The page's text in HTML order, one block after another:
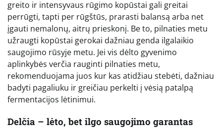
greito ir intensyvaus rūgimo kopūstai gali greitai
perrūgti, tapti per rūgštūs, prarasti balansą arba net
įgauti nemalonų, aitrų prieskonį. Be to, pilnaties metu
užraugti kopūstai gerokai dažniau genda ilgalaikio
saugojimo rūsyje metu. Jei vis dėlto gyvenimo
aplinkybės verčia rauginti pilnaties metu,
rekomenduojama juos kur kas atidžiau stebėti, dažniau
badyti pagaliuku ir greičiau perkelti į vėsią patalpą
fermentacijos lėtinimui.
Delčia – lėto, bet ilgo saugojimo garantas